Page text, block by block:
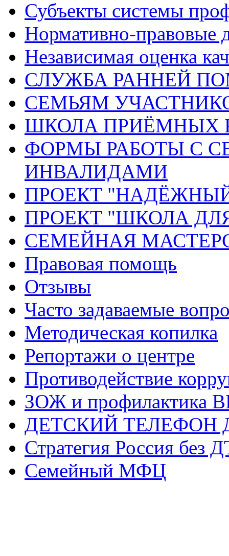
Субъекты системы
Нормативно-правовые
Независимая оценка
СЛУЖБА РАННЕЙ
СЕМЬЯМ
ШКОЛА ПРИЁМНЫХ
ФОРМЫ РАБОТЫ С
ИНВАЛИДАМИ
ПРОЕКТ
ПРОЕКТ "ШКОЛА
СЕМЕЙНАЯ
Правовая помощь
Отзывы
Часто задаваемые
Методическая копилка
Репортажи о центре
Противодействие
ЗОЖ и профилактика
ДЕТСКИЙ ТЕЛЕФОН
Стратегия Россия без
Семейный МФЦ